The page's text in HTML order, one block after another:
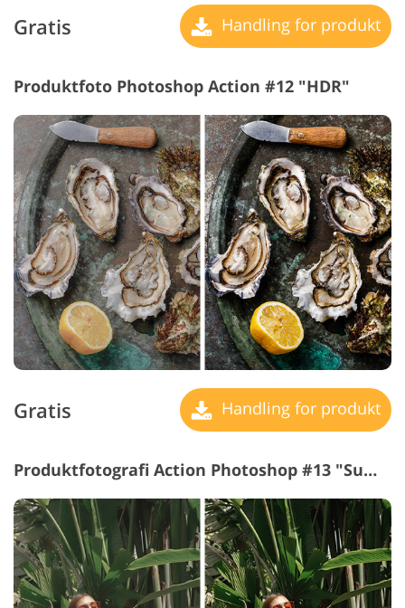
Gratis Handling for produkt
Produktfoto Photoshop Action #12 "HDR"
Gratis Handling for produkt
Produktfotografi Action Photoshop #13 "Summer Vibe"